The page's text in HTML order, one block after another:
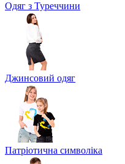
Одяг з Туреччини
Джинсовий одяг
Патріотична символіка